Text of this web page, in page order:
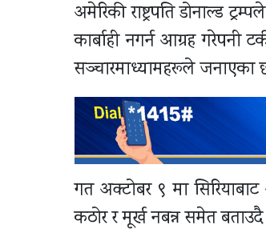
अमेरिकी राष्ट्रपति डोनाल्ड
कार्बाही नगर्न आग्रह गरेपनी
सञ्चारमाध्यामहरूले जनाएका
गत अक्टोबर ९ मा
कठोर र मूर्ख नबन्न समेत